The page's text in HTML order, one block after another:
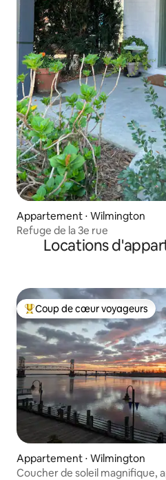
Appartement ⋅ Wilmington
Refuge de la 3e rue
Locations
Coups de cœur voyageurs les
Coup de cœur voyageurs
Appartement ⋅ Wilmington
Coucher de soleil magnifique,